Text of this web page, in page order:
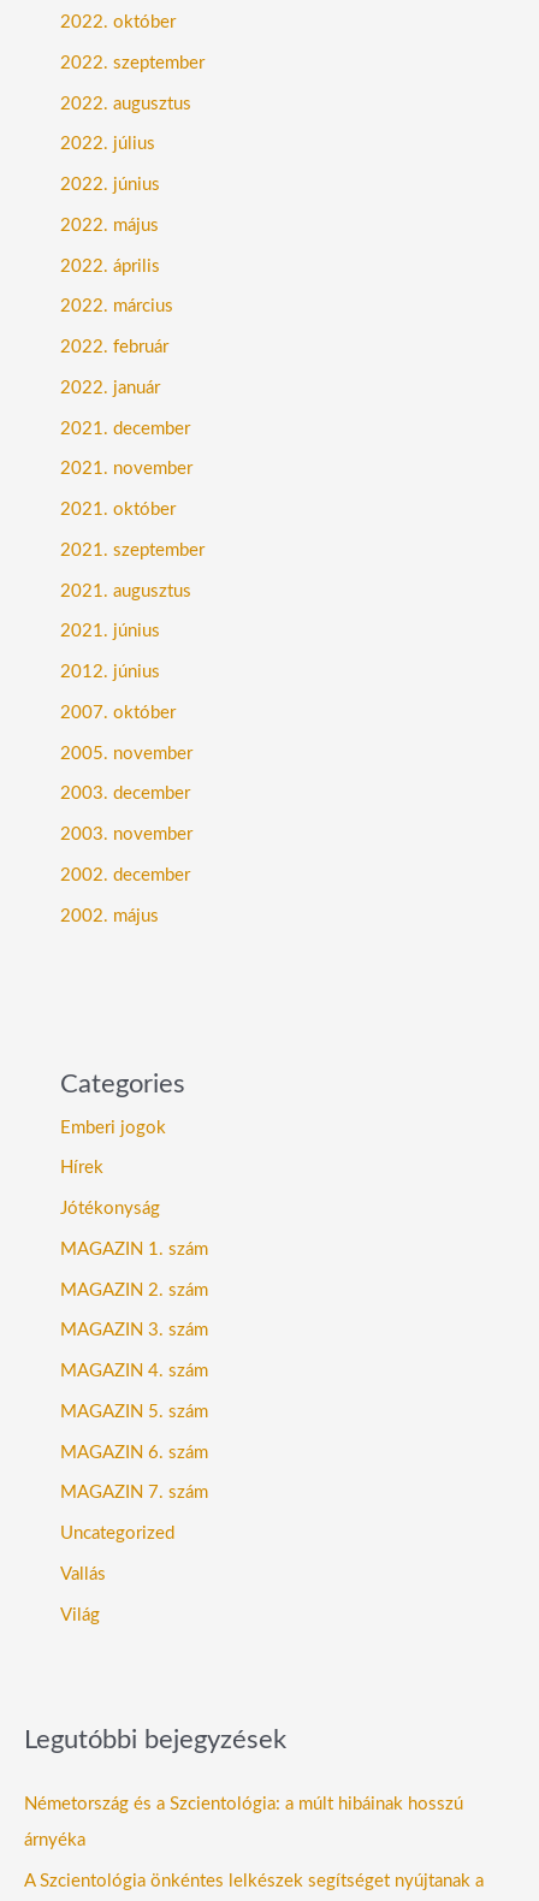
2022. október
2022. szeptember
2022. augusztus
2022. július
2022. június
2022. május
2022. április
2022. március
2022. február
2022. január
2021. december
2021. november
2021. október
2021. szeptember
2021. augusztus
2021. június
2012. június
2007. október
2005. november
2003. december
2003. november
2002. december
2002. május
Categories
Emberi jogok
Hírek
Jótékonyság
MAGAZIN 1. szám
MAGAZIN 2. szám
MAGAZIN 3. szám
MAGAZIN 4. szám
MAGAZIN 5. szám
MAGAZIN 6. szám
MAGAZIN 7. szám
Uncategorized
Vallás
Világ
Legutóbbi bejegyzések
Németország és a Szcientológia: a múlt hibáinak hosszú
árnyéka
A Szcientológia önkéntes lelkészek segítséget nyújtanak a